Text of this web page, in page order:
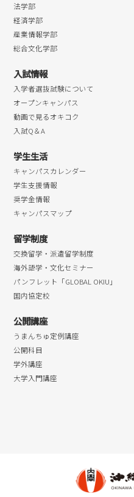
法学部
経済学部
産業情報学部
総合文化学部
入試情報
入学者選抜試験について
オープンキャンパス
動画で見るオキコク
入試Q＆A
学生生活
キャンパスカレンダー
学生支援情報
奨学金情報
キャンパスマップ
留学制度
交換留学・派遣留学制度
海外語学・文化セミナー
パンフレット「GLOBAL OKIU」
国内協定校
公開講座
うまんちゅ定例講座
公開科目
学外講座
大学入門講座